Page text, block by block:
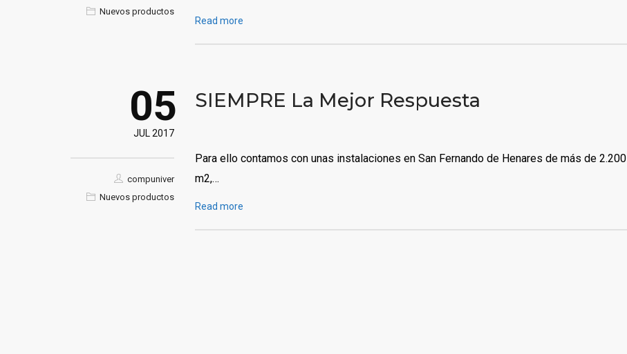
Nuevos productos
Read more
05
JUL 2017
compuniver
Nuevos productos
SIEMPRE La Mejor Respuesta
Para ello contamos con unas instalaciones en San Fernando de Henares de más de 2.200
m2,…
Read more